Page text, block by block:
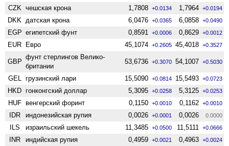
CZK чешская крона 1,7808 +0.0134 1,7964 +0.0194
DKK датская крона 6,0476 +0.0365 6,0858 +0.0490
EGP египетский фунт 0,8591 +0.0006 0,8629 +0.0012
EUR Евро 45,1074 +0.2605 45,4018 +0.3527
GBP
фунт стерлингов Велико­
британии
53,6736 +0.3070 54,1007 +0.5030
GEL грузинский лари 15,5090 +0.0814 15,5493 +0.0723
HKD гонконгский доллар 5,3095 +0.0258 5,3125 +0.0253
HUF венгерский форинт 0,1150 +0.0010 0,1162 +0.0010
IDR индонезийская рупия 0,0026 +0.0001 0,0026 0.0000
ILS израильский шекель 11,3485 +0.0500 11,5111 +0.0666
INR индийская рупия 0,4959 +0.0021 0,4963 +0.0024